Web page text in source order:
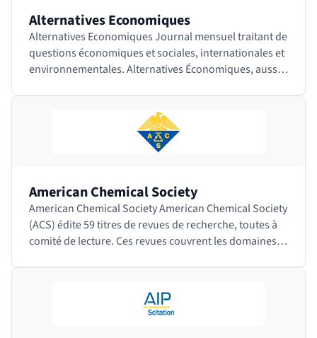
Alternatives Economiques
Alternatives Economiques Journal mensuel traitant de
questions économiques et sociales, internationales et
environnementales. Alternatives Économiques, aussi
American Chemical Society
American Chemical Society American Chemical Society
(ACS) édite 59 titres de revues de recherche, toutes à
comité de lecture. Ces revues couvrent les domaines